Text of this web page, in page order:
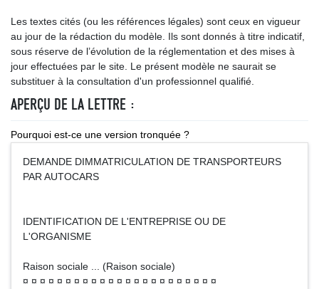
Les textes cités (ou les références légales) sont ceux en vigueur
au jour de la rédaction du modèle. Ils sont donnés à titre indicatif,
sous réserve de l’évolution de la réglementation et des mises à
jour effectuées par le site. Le présent modèle ne saurait se
substituer à la consultation d'un professionnel qualifié.
APERÇU DE LA LETTRE :
Pourquoi est-ce une version tronquée ?
DEMANDE DIMMATRICULATION DE TRANSPORTEURS
PAR AUTOCARS
IDENTIFICATION DE L'ENTREPRISE OU DE
L'ORGANISME
Raison sociale ... (Raison sociale)
¤ ¤ ¤ ¤ ¤ ¤ ¤ ¤ ¤ ¤ ¤ ¤ ¤ ¤ ¤ ¤ ¤ ¤ ¤ ¤ ¤ ¤ ¤